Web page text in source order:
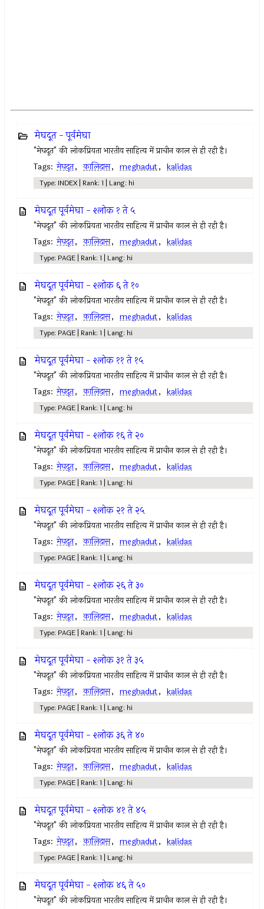
मेघदूत - पूर्वमेघा
"मेघदूत" की लोकप्रियता भारतीय साहित्य में प्राचीन काल से ही रही है।
Tags: मेघदूत, कालिदास, meghadut, kalidas
Type: INDEX | Rank: 1 | Lang: hi
मेघदूत पूर्वमेघा - श्लोक १ ते ५
"मेघदूत" की लोकप्रियता भारतीय साहित्य में प्राचीन काल से ही रही है।
Tags: मेघदूत, कालिदास, meghadut, kalidas
Type: PAGE | Rank: 1 | Lang: hi
मेघदूत पूर्वमेघा - श्लोक ६ ते १०
"मेघदूत" की लोकप्रियता भारतीय साहित्य में प्राचीन काल से ही रही है।
Tags: मेघदूत, कालिदास, meghadut, kalidas
Type: PAGE | Rank: 1 | Lang: hi
मेघदूत पूर्वमेघा - श्लोक ११ ते १५
"मेघदूत" की लोकप्रियता भारतीय साहित्य में प्राचीन काल से ही रही है।
Tags: मेघदूत, कालिदास, meghadut, kalidas
Type: PAGE | Rank: 1 | Lang: hi
मेघदूत पूर्वमेघा - श्लोक १६ ते २०
"मेघदूत" की लोकप्रियता भारतीय साहित्य में प्राचीन काल से ही रही है।
Tags: मेघदूत, कालिदास, meghadut, kalidas
Type: PAGE | Rank: 1 | Lang: hi
मेघदूत पूर्वमेघा - श्लोक २१ ते २५
"मेघदूत" की लोकप्रियता भारतीय साहित्य में प्राचीन काल से ही रही है।
Tags: मेघदूत, कालिदास, meghadut, kalidas
Type: PAGE | Rank: 1 | Lang: hi
मेघदूत पूर्वमेघा - श्लोक २६ ते ३०
"मेघदूत" की लोकप्रियता भारतीय साहित्य में प्राचीन काल से ही रही है।
Tags: मेघदूत, कालिदास, meghadut, kalidas
Type: PAGE | Rank: 1 | Lang: hi
मेघदूत पूर्वमेघा - श्लोक ३१ ते ३५
"मेघदूत" की लोकप्रियता भारतीय साहित्य में प्राचीन काल से ही रही है।
Tags: मेघदूत, कालिदास, meghadut, kalidas
Type: PAGE | Rank: 1 | Lang: hi
मेघदूत पूर्वमेघा - श्लोक ३६ ते ४०
"मेघदूत" की लोकप्रियता भारतीय साहित्य में प्राचीन काल से ही रही है।
Tags: मेघदूत, कालिदास, meghadut, kalidas
Type: PAGE | Rank: 1 | Lang: hi
मेघदूत पूर्वमेघा - श्लोक ४१ ते ४५
"मेघदूत" की लोकप्रियता भारतीय साहित्य में प्राचीन काल से ही रही है।
Tags: मेघदूत, कालिदास, meghadut, kalidas
Type: PAGE | Rank: 1 | Lang: hi
मेघदूत पूर्वमेघा - श्लोक ४६ ते ५०
"मेघदूत" की लोकप्रियता भारतीय साहित्य में प्राचीन काल से ही रही है।